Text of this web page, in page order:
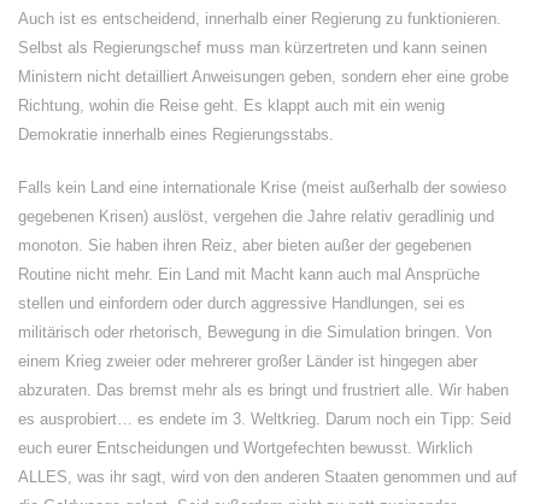
Auch ist es entscheidend, innerhalb einer Regierung zu funktionieren.
Selbst als Regierungschef muss man kürzertreten und kann seinen
Ministern nicht detailliert Anweisungen geben, sondern eher eine grobe
Richtung, wohin die Reise geht. Es klappt auch mit ein wenig
Demokratie innerhalb eines Regierungsstabs.
Falls kein Land eine internationale Krise (meist außerhalb der sowieso
gegebenen Krisen) auslöst, vergehen die Jahre relativ geradlinig und
monoton. Sie haben ihren Reiz, aber bieten außer der gegebenen
Routine nicht mehr. Ein Land mit Macht kann auch mal Ansprüche
stellen und einfordern oder durch aggressive Handlungen, sei es
militärisch oder rhetorisch, Bewegung in die Simulation bringen. Von
einem Krieg zweier oder mehrerer großer Länder ist hingegen aber
abzuraten. Das bremst mehr als es bringt und frustriert alle. Wir haben
es ausprobiert… es endete im 3. Weltkrieg. Darum noch ein Tipp: Seid
euch eurer Entscheidungen und Wortgefechten bewusst. Wirklich
ALLES, was ihr sagt, wird von den anderen Staaten genommen und auf